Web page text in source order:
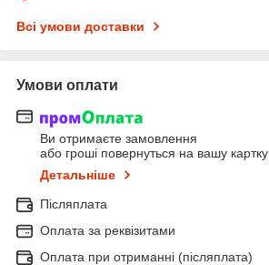
Всі умови доставки
Умови оплати
Ви отримаєте замовлення
або гроші повернуться на вашу картку
Детальніше
Післяплата
Оплата за реквізитами
Оплата при отриманні (післяплата)